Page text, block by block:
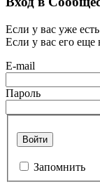
Если у вас уже
Если у вас его еще
E-mail
Пароль
Войти
Запомнить